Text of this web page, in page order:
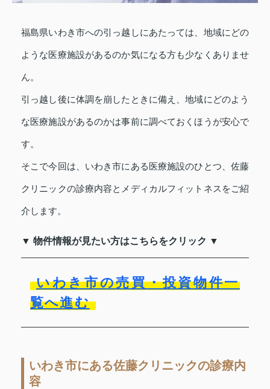
福島県いわき市への引っ越しにあたっては、地域にどの
ような医療施設があるのか気になる方も少なくありませ
ん。
引っ越し後に体調を崩したときに備え、地域にどのよう
な医療施設があるのかは事前に調べておくほうが安心で
す。
そこで今回は、いわき市にある医療施設のひとつ、佐藤
クリニックの診療内容とメディカルフィットネスをご紹
介します。
▼ 物件情報が見たい方はこちらをクリック ▼
いわき市の売買・投資物件一
覧へ進む
いわき市にある佐藤クリニックの診療内
容